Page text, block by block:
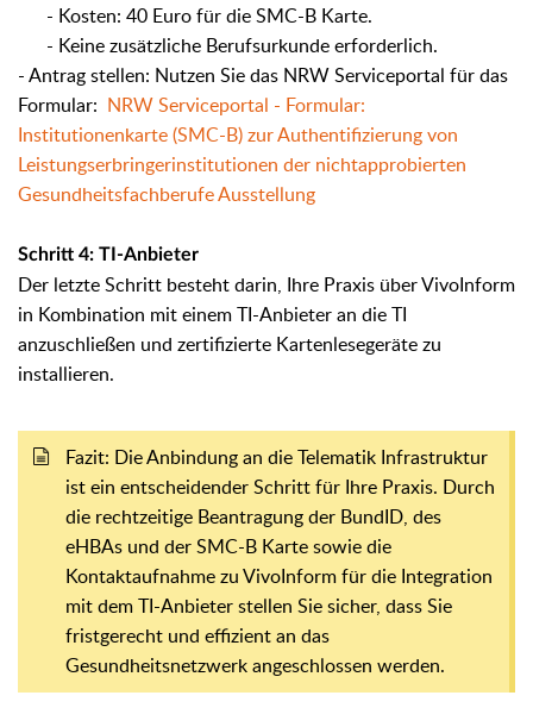
- Kosten: 40 Euro für die SMC-B Karte.
- Keine zusätzliche Berufsurkunde erforderlich.
- Antrag stellen: Nutzen Sie das NRW Serviceportal für das
Formular: NRW Serviceportal - Formular:
Institutionenkarte (SMC-B) zur Authentifizierung von
Leistungserbringerinstitutionen der nichtapprobierten
Gesundheitsfachberufe Ausstellung
Schritt 4: TI-Anbieter
Der letzte Schritt besteht darin, Ihre Praxis über VivoInform
in Kombination mit einem TI-Anbieter an die TI
anzuschließen und zertifizierte Kartenlesegeräte zu
installieren.
Fazit: Die Anbindung an die Telematik Infrastruktur
ist ein entscheidender Schritt für Ihre Praxis. Durch
die rechtzeitige Beantragung der BundID, des
eHBAs und der SMC-B Karte sowie die
Kontaktaufnahme zu VivoInform für die Integration
mit dem TI-Anbieter stellen Sie sicher, dass Sie
fristgerecht und effizient an das
Gesundheitsnetzwerk angeschlossen werden.